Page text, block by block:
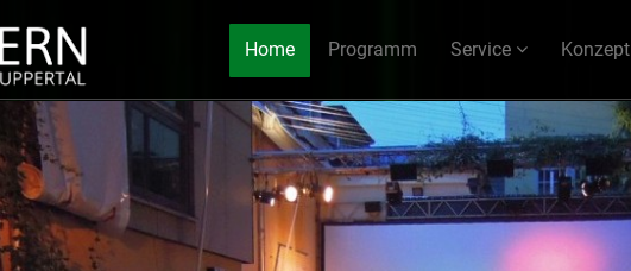
Home Programm Service Konzept